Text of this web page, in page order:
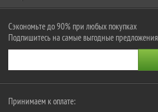
Сэкономьте до 90% при любых покупках
Подпишитесь на самые выгодные предложения
Принимаем к оплате: